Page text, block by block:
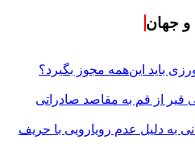
و جهان
باید این‌همه مجوز بگیرد؟
به دلیل عدم رویارویی با حریف